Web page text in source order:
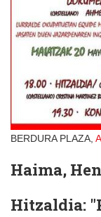
BERDURA PLAZA,
Haima,
Hitzaldia: